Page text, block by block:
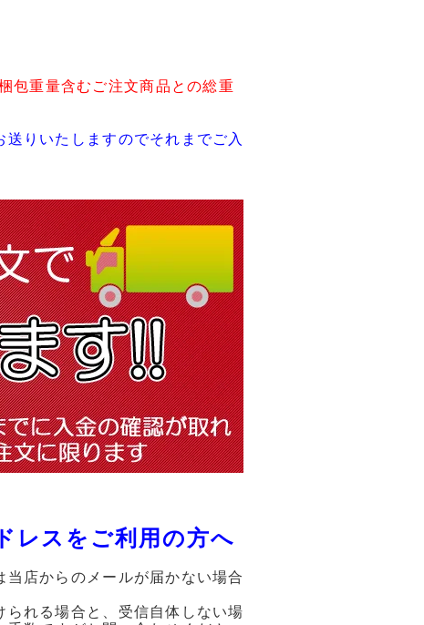
包重量含むご注文商品との総重
りいたしますのでそれまでご入
レスをご利用の方へ
店からのメールが届かない場合
れる場合と、受信自体しない場